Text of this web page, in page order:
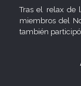
Tras el relax de
miembros del
también